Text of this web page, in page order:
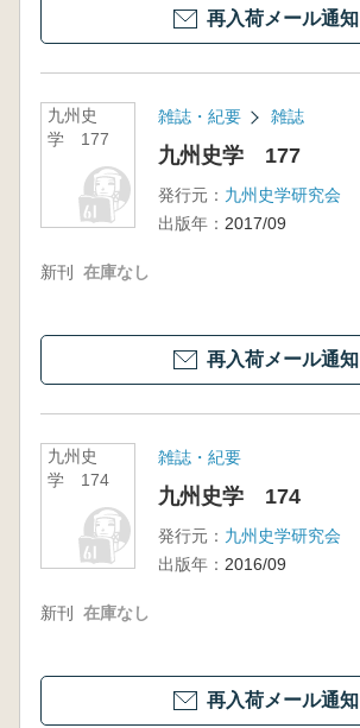
再入荷メール通知
九州史
学 177
雑誌・紀要 雑誌
九州史学 177
発行元： 九州史学研究会
出版年： 2017/09
新刊 在庫なし
再入荷メール通知
九州史
学 174
雑誌・紀要
九州史学 174
発行元： 九州史学研究会
出版年： 2016/09
新刊 在庫なし
再入荷メール通知